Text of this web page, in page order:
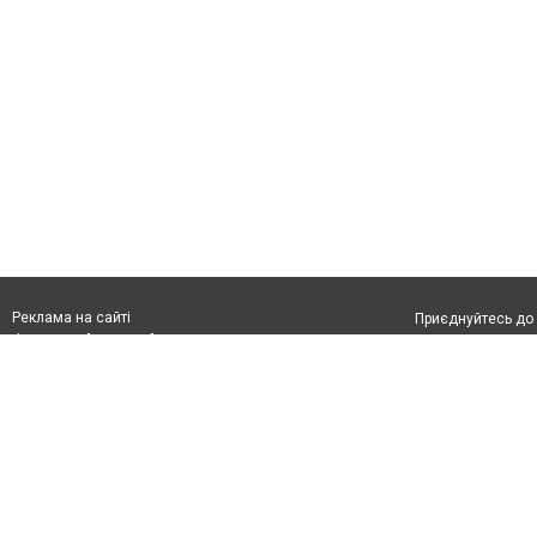
Реклама на сайті
Франшиза "CitySites"
Приєднуйтесь до